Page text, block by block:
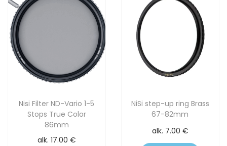
Nisi Filter ND-Vario 1-5
Stops True Color
86mm
alk. 17.00 €
NiSi step-up ring Brass
67-82mm
alk. 7.00 €